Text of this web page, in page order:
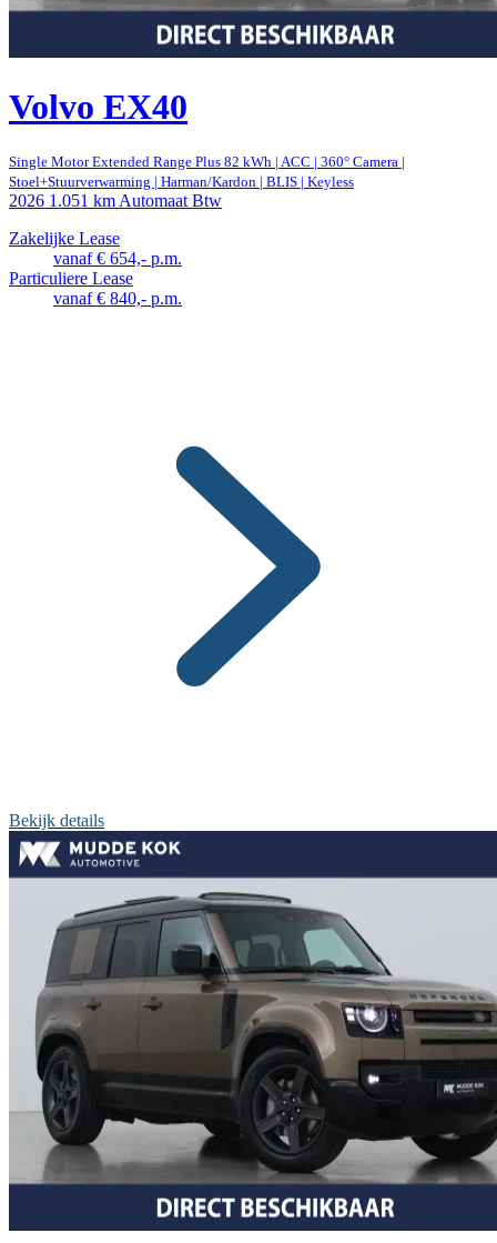
Volvo EX40
Single Motor Extended Range Plus 82 kWh | ACC | 360° Camera |
Stoel+Stuurverwarming | Harman/Kardon | BLIS | Keyless
2026 1.051 km Automaat Btw
Zakelijke Lease
vanaf € 654,- p.m.
Particuliere Lease
vanaf € 840,- p.m.
Bekijk details